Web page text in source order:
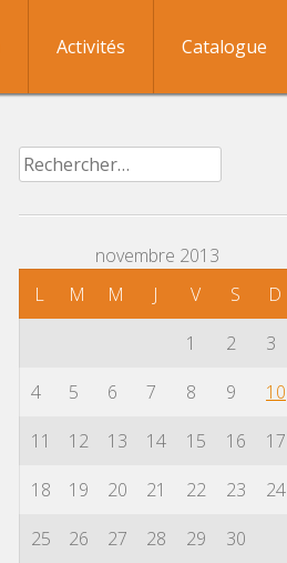
Activités Catalogue
Rechercher :
novembre 2013
L
M M J V S
D
1
2
3
4
5 6 7 8 9
10
11
12 13 14 15 16
17
18
19 20 21 22 23
24
25
26 27 28 29 30